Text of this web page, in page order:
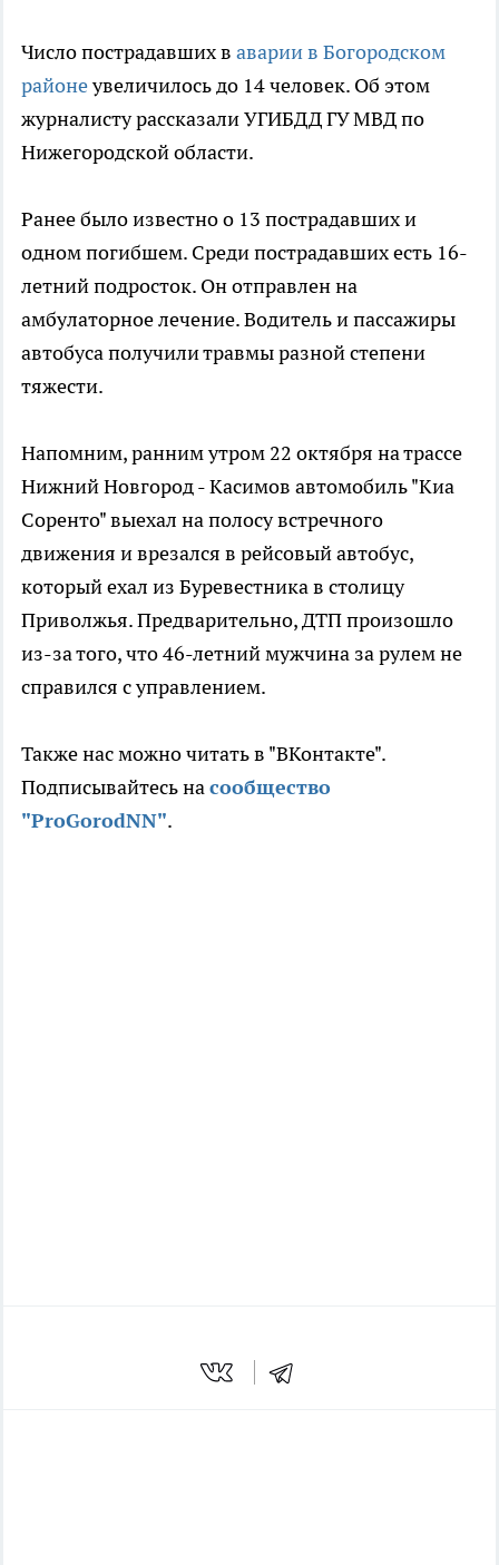
Число пострадавших в аварии в Богородском
районеувеличилось до 14 человек. Об этом
журналисту рассказали УГИБДД ГУ МВД по
Нижегородской области.
Ранее было известно о 13 пострадавших и
одном погибшем. Среди пострадавших есть 16-
летний подросток. Он отправлен на
амбулаторное лечение. Водитель и пассажиры
автобуса получили травмы разной степени
тяжести.
Напомним, ранним утром 22 октября на трассе
Нижний Новгород - Касимов автомобиль "Киа
Соренто" выехал на полосу встречного
движения и врезался в рейсовый автобус,
который ехал из Буревестника в столицу
Приволжья. Предварительно, ДТП произошло
из-за того, что 46-летний мужчина за рулем не
справился с управлением.
Также нас можно читать в "ВКонтакте".
Подписывайтесь насообщество
"ProGorodNN".